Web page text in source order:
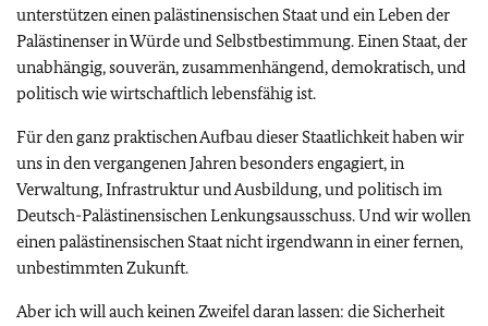
unterstützen einen palästinensischen Staat und ein Leben der
Palästinenser in Würde und Selbstbestimmung. Einen Staat, der
unabhängig, souverän, zusammenhängend, demokratisch, und
politisch wie wirtschaftlich lebensfähig ist.
Für den ganz praktischen Aufbau dieser Staatlichkeit haben wir
uns in den vergangenen Jahren besonders engagiert, in
Verwaltung, Infrastruktur und Ausbildung, und politisch im
Deutsch-Palästinensischen Lenkungsausschuss. Und wir wollen
einen palästinensischen Staat nicht irgendwann in einer fernen,
unbestimmten Zukunft.
Aber ich will auch keinen Zweifel daran lassen: die Sicherheit